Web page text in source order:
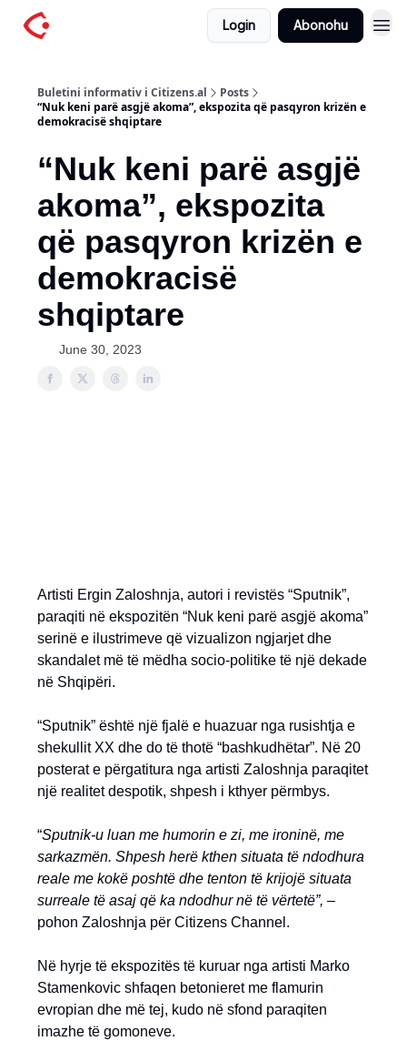
Login Abonohu
Buletini informativ i Citizens.al
Posts
“Nuk keni parë asgjë akoma”, ekspozita që pasqyron krizën e
demokracisë shqiptare
“Nuk keni parë asgjë
akoma”, ekspozita
që pasqyron krizën e
demokracisë
shqiptare
June 30, 2023
Artisti Ergin Zaloshnja, autori i revistës “Sputnik”,
paraqiti në ekspozitën “Nuk keni parë asgjë akoma”
serinë e ilustrimeve që vizualizon ngjarjet dhe
skandalet më të mëdha socio-politike të një dekade
në Shqipëri.
“Sputnik” është një fjalë e huazuar nga rusishtja e
shekullit XX dhe do të thotë “bashkudhëtar”. Në 20
posterat e përgatitura nga artisti Zaloshnja paraqitet
një realitet despotik, shpesh i kthyer përmbys.
“Sputnik-u luan me humorin e zi, me ironinë, me
sarkazmën. Shpesh herë kthen situata të ndodhura
reale me kokë poshtë dhe tenton të krijojë situata
surreale të asaj që ka ndodhur në të vërtetë”, –
pohon Zaloshnja për Citizens Channel.
Në hyrje të ekspozitës të kuruar nga artisti Marko
Stamenkovic shfaqen betonieret me flamurin
evropian dhe më tej, kudo në sfond paraqiten
imazhe të gomoneve.